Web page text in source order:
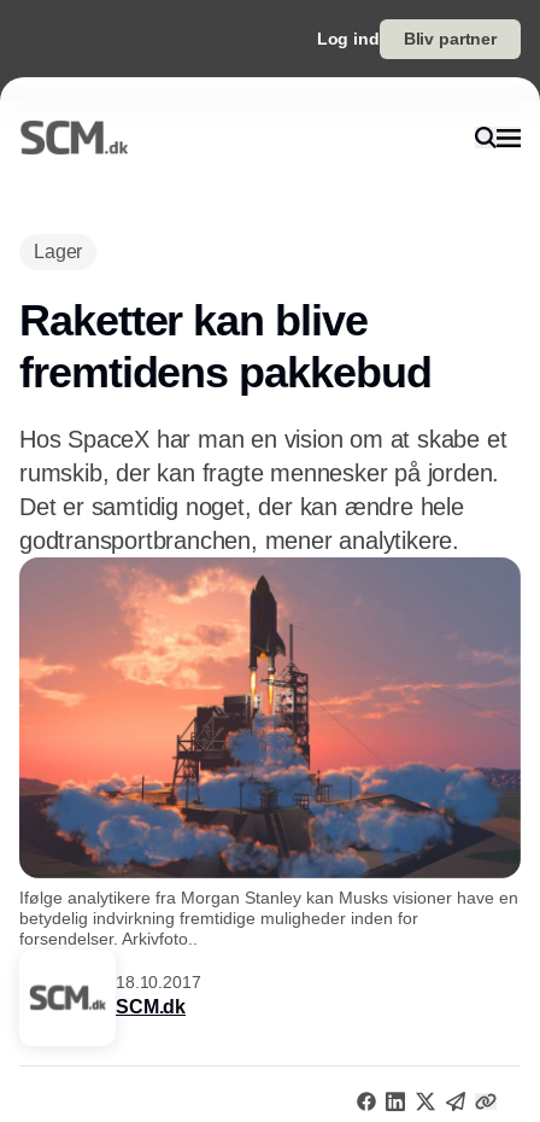
Log ind Bliv partner
Lager
Raketter kan blive
fremtidens pakkebud
Hos SpaceX har man en vision om at skabe et
rumskib, der kan fragte mennesker på jorden.
Det er samtidig noget, der kan ændre hele
godtransportbranchen, mener analytikere.
Ifølge analytikere fra Morgan Stanley kan Musks visioner have en
betydelig indvirkning fremtidige muligheder inden for
forsendelser. Arkivfoto..
18.10.2017
SCM.dk